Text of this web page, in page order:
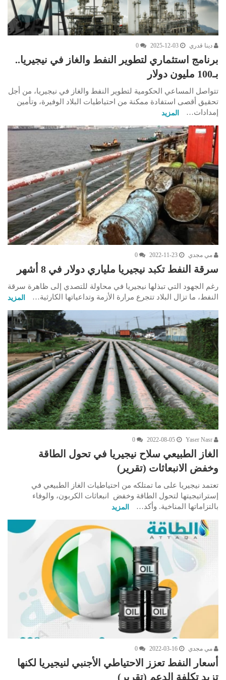
دينا قدري 2025-12-03
0
برنامج استثماري لتطوير النفط والغاز في نيجيريا..
بـ100 مليون دولار
تتواصل المساعي الحكومية لتطوير النفط والغاز في نيجيريا، من أجل
تحقيق أقصى استفادة ممكنة من احتياطيات البلاد الوفيرة، وتأمين
إمدادات…
المزيد
مي مجدي 2022-11-23
0
سرقة النفط تكبد نيجيريا ملياري دولار في 8 أشهر
رغم الجهود التي تبذلها نيجيريا في محاولة للتصدي إلى ظاهرة سرقة
النفط، ما تزال البلاد تتجرع مرارة الأزمة وتداعياتها الكارثية…
المزيد
2022-08-05
0
الغاز الطبيعي سلاح نيجيريا في تحول الطاقة
وخفض الانبعاثات (تقرير)
تعتمد نيجيريا على ما تمتلكه من احتياطيات الغاز الطبيعي في
إستراتيجيتها لتحول الطاقة وخفض انبعاثات الكربون، والوفاء
بالتزاماتها المناخية. وأكد…
المزيد
مي مجدي 2022-03-16
0
أسعار النفط تعزز الاحتياطي الأجنبي لنيجيريا لكنها
تزيد تكلفة الدعم (تقرير)